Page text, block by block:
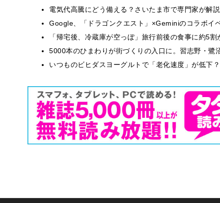
電気代高騰にどう備える？さいたま市で専門家が解
Google、「ドラゴンクエスト」×Geminiのコラボイ
「帰宅後、冷蔵庫が空っぽ」旅行前後の食事に約5
5000本のひまわりが街づくりの入口に。習志野・
いつものビヒダスヨーグルトで「老化速度」が低